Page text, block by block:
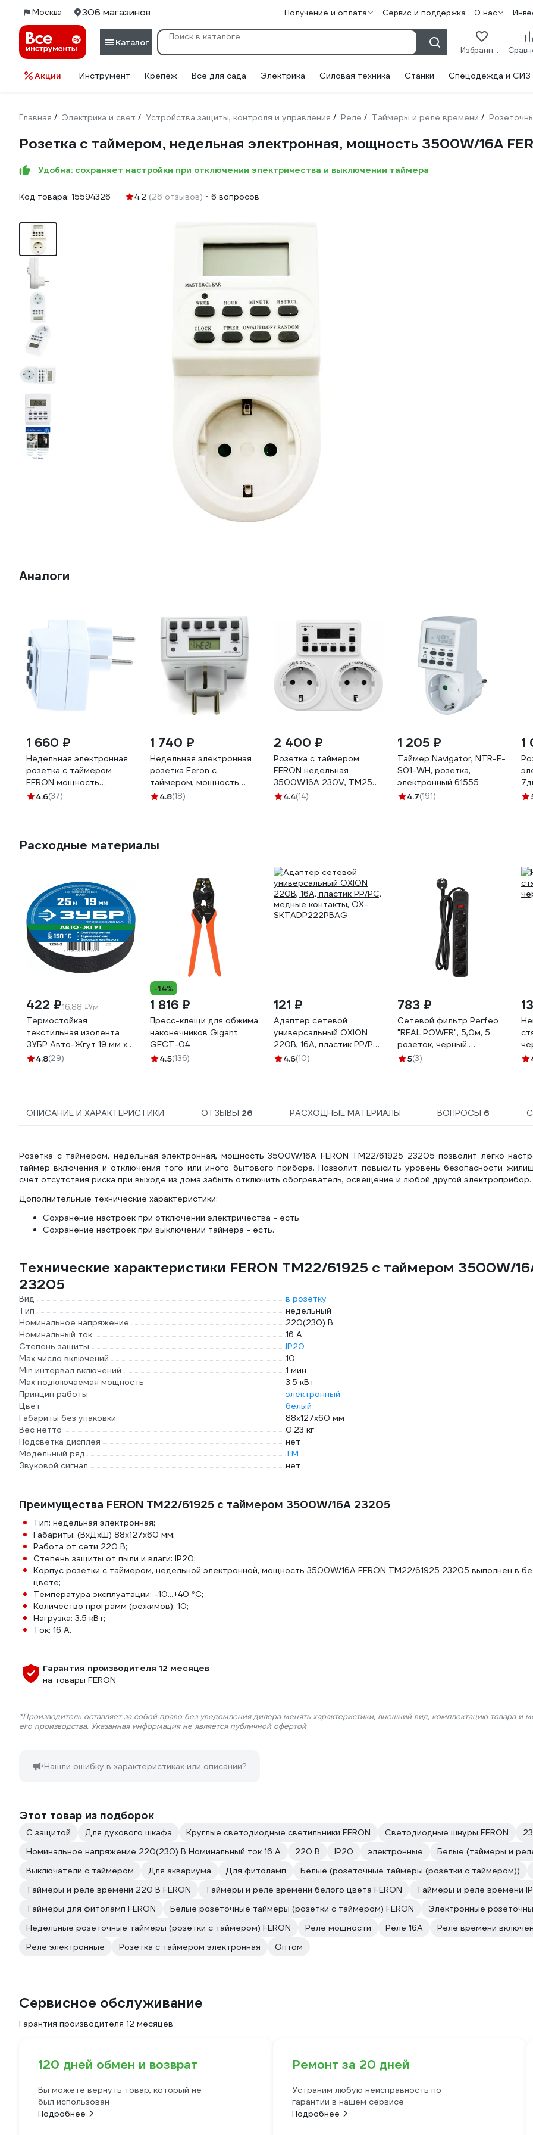
Москва 306 магазинов Получение и оплата Сервис и поддержка О нас
Каталог
Избранное
Акции Инструмент Крепеж Всё для сада Электрика Силовая техника Станки Спецодежда и СИЗ
Главная / Электрика и свет / Устройства защиты, контроля и управления / Реле / Таймеры и реле времени /
Розетка с таймером, недельная электронная, мощность 3500W/16A
Удобна: сохраняет настройки при отключении электричества и выключении таймера
Код товара: 15594326 4.2 (26 отзывов) 6 вопросов
Аналоги
1 660 ₽
Недельная электронная
розетка с таймером
FERON мощность
3500W/16A TM24 23257
4.6(37)
1 740 ₽
Недельная электронная
розетка Feron с
таймером, мощность
3500W/16A TM21 23215
4.8(18)
2 400 ₽
Розетка с таймером
FERON недельная
3500W16A 230V, TM25
23236
4.4(14)
1 205 ₽
Таймер Navigator, NTR-E-
S01-WH, розетка,
электронный 61555
4.7(191)
1
Расходные материалы
422 ₽16.88 ₽/м
Термостойкая
текстильная изолента
ЗУБР Авто-Жгут 19 мм х
25 м 1236-2
4.8(29)
-14%
1 816 ₽
Пресс-клещи для обжима
наконечников Gigant
GECT-04
4.5(136)
121 ₽
Адаптер сетевой
универсальный OXION
220В, 16А, пластик PP/PC,
медные контакты, OX-
4.6(10)
783 ₽
Сетевой фильтр Perfeo
"REAL POWER", 5,0м, 5
розеток, черный.
30022740
5(3)
ОПИСАНИЕ И ХАРАКТЕРИСТИКИ ОТЗЫВЫ 26 РАСХОДНЫЕ МАТЕРИАЛЫ ВОПРОСЫ 6
Розетка с таймером, недельная электронная, мощность 3500W/16A FERON TM22/61925 23205 позволит легко
таймер включения и отключения того или иного бытового прибора. Позволит повысить уровень безопасности
счет отсутствия риска при выходе из дома забыть отключить обогреватель, освещение и любой другой электроприбор.
Дополнительные технические характеристики:
Сохранение настроек при отключении электричества - есть.
Сохранение настроек при выключении таймера - есть.
Технические характеристики FERON TM22/61925 с таймером 3500W/
23205
Вид
в розетку
Тип
недельный
Номинальное напряжение
220(230) В
Номинальный ток
16 А
Степень защиты
IP20
Max число включений
10
Min интервал включений
1 мин
Max подключаемая мощность
3.5 кВт
Принцип работы
электронный
Цвет
белый
Габариты без упаковки
88х127х60 мм
Вес нетто
0.23 кг
Подсветка дисплея
нет
Модельный ряд
TM
Звуковой сигнал
нет
Преимущества FERON TM22/61925 с таймером 3500W/16A 23205
Тип: недельная электронная;
Габариты: (ВхДхШ) 88х127х60 мм;
Работа от сети 220 В;
Степень защиты от пыли и влаги: IP20;
Корпус розетки с таймером, недельной электронной, мощность 3500W/16A FERON TM22/61925 23205 выполнен в
цвете;
Температура эксплуатации: -10...+40 °С;
Количество программ (режимов): 10;
Нагрузка: 3.5 кВт;
Ток: 16 А.
Гарантия производителя 12 месяцев
на товары FERON
*Производитель оставляет за собой право без уведомления дилера менять характеристики, внешний вид, комплектацию товара и
его производства. Указанная информация не является публичной офертой
Нашли ошибку в характеристиках или описании?
Этот товар из подборок
С защитой Для духового шкафа Круглые светодиодные светильники FERON Светодиодные шнуры FERON
Номинальное напряжение 220(230) В Номинальный ток 16 А
220 В IP20 электронные Белые (таймеры и
Выключатели с таймером
Для аквариума Для фитоламп Белые (розеточные таймеры (розетки с таймером))
Таймеры и реле времени 220 В FERON
Таймеры и реле времени белого цвета FERON Таймеры и реле времени
Таймеры для фитоламп FERON
Белые розеточные таймеры (розетки с таймером) FERON
Электронные
Недельные розеточные таймеры (розетки с таймером) FERON
Реле мощности Реле 16А Реле времени
Реле электронные
Розетка с таймером электронная Оптом
Сервисное обслуживание
Гарантия производителя 12 месяцев
120 дней обмен и возврат
Вы можете вернуть товар, который не
был использован
Подробнее
Ремонт за 20 дней
Устраним любую неисправность по
гарантии в нашем сервисе
Подробнее